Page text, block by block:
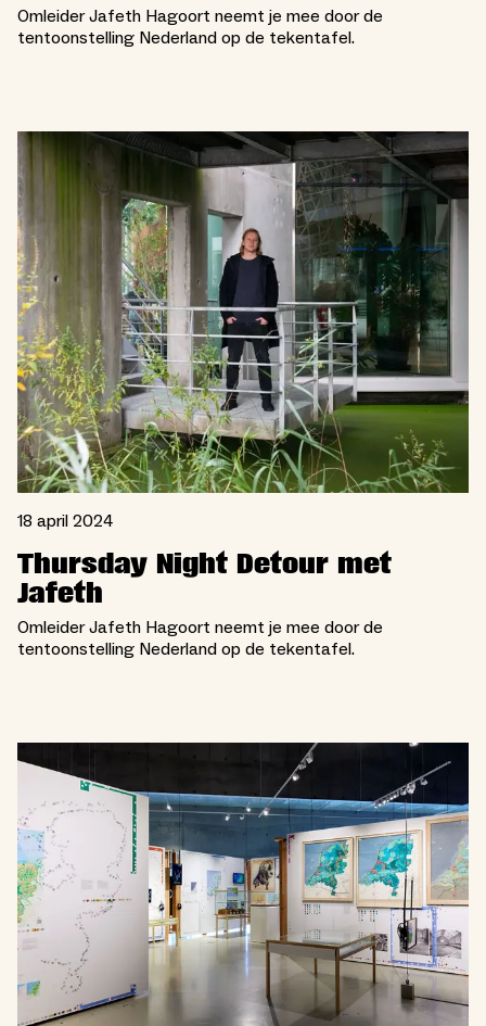
Omleider Jafeth Hagoort neemt je mee door de
tentoonstelling Nederland op de tekentafel.
18 april 2024
Thursday Night Detour met
Jafeth
Omleider Jafeth Hagoort neemt je mee door de
tentoonstelling Nederland op de tekentafel.